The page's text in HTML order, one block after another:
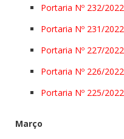
Portaria Nº 232/2022
Portaria Nº 231/2022
Portaria Nº 227/2022
Portaria Nº 226/2022
Portaria Nº 225/2022
Março